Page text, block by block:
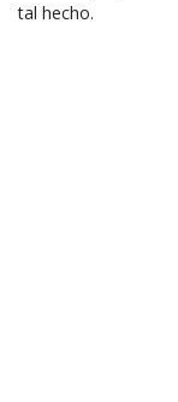
tal hecho.